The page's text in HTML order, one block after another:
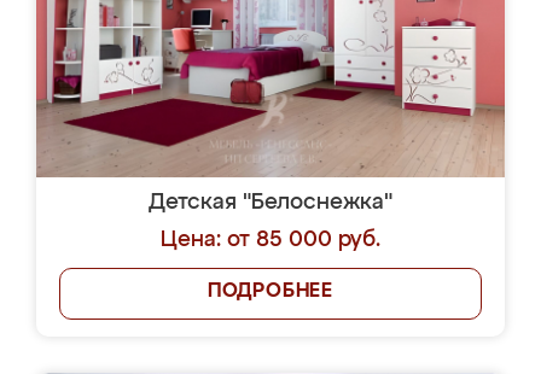
Детская "Белоснежка"
Цена: от 85 000 руб.
ПОДРОБНЕЕ